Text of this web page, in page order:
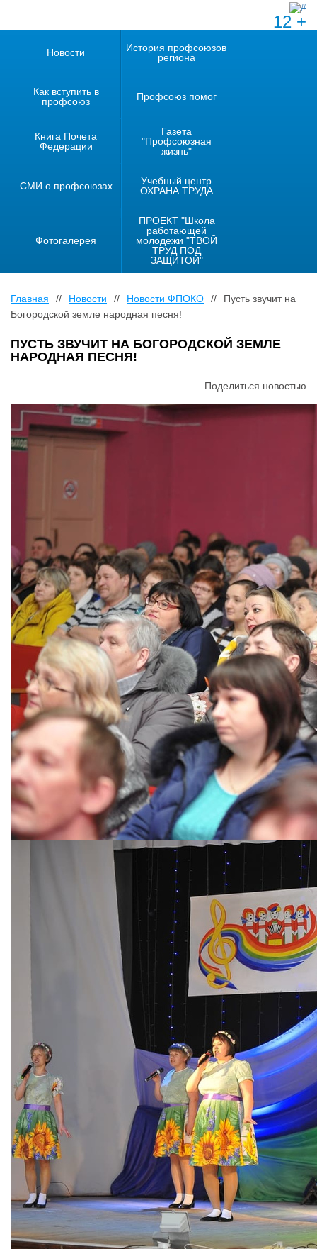
12 +
Новости
История профсоюзов
региона
Как вступить в
профсоюз
Профсоюз помог
Книга Почета
Федерации
Газета
"Профсоюзная
жизнь"
СМИ о профсоюзах
Учебный центр
ОХРАНА ТРУДА
Фотогалерея
ПРОЕКТ "Школа
работающей
молодежи "ТВОЙ
ТРУД ПОД
ЗАЩИТОЙ"
Главная // Новости // Новости ФПОКО //
Пусть звучит на
Богородской земле народная песня!
ПУСТЬ ЗВУЧИТ НА БОГОРОДСКОЙ ЗЕМЛЕ
НАРОДНАЯ ПЕСНЯ!
Поделиться новостью